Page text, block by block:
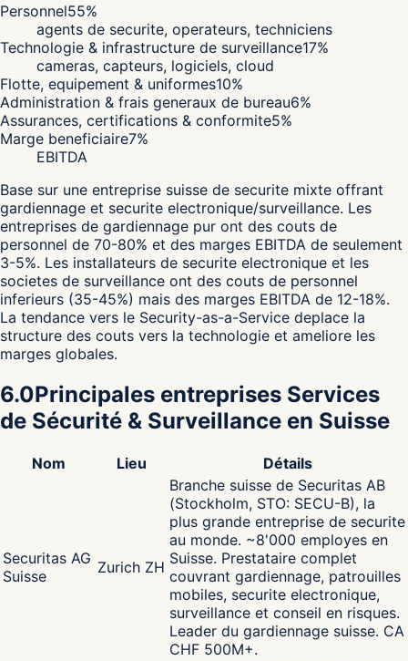
Personnel55%
agents de securite, operateurs, techniciens
Technologie & infrastructure de surveillance17%
cameras, capteurs, logiciels, cloud
Flotte, equipement & uniformes10%
Administration & frais generaux de bureau6%
Assurances, certifications & conformite5%
Marge beneficiaire7%
EBITDA
Base sur une entreprise suisse de securite mixte offrant
gardiennage et securite electronique/surveillance. Les
entreprises de gardiennage pur ont des couts de
personnel de 70-80% et des marges EBITDA de seulement
3-5%. Les installateurs de securite electronique et les
societes de surveillance ont des couts de personnel
inferieurs (35-45%) mais des marges EBITDA de 12-18%.
La tendance vers le Security-as-a-Service deplace la
structure des couts vers la technologie et ameliore les
marges globales.
6.0Principales entreprises Services
de Sécurité & Surveillance en Suisse
Nom Lieu Détails
Securitas AG
Suisse
Zurich ZH
Branche suisse de Securitas AB
(Stockholm, STO: SECU-B), la
plus grande entreprise de securite
au monde. ~8'000 employes en
Suisse. Prestataire complet
couvrant gardiennage, patrouilles
mobiles, securite electronique,
surveillance et conseil en risques.
Leader du gardiennage suisse. CA
CHF 500M+.